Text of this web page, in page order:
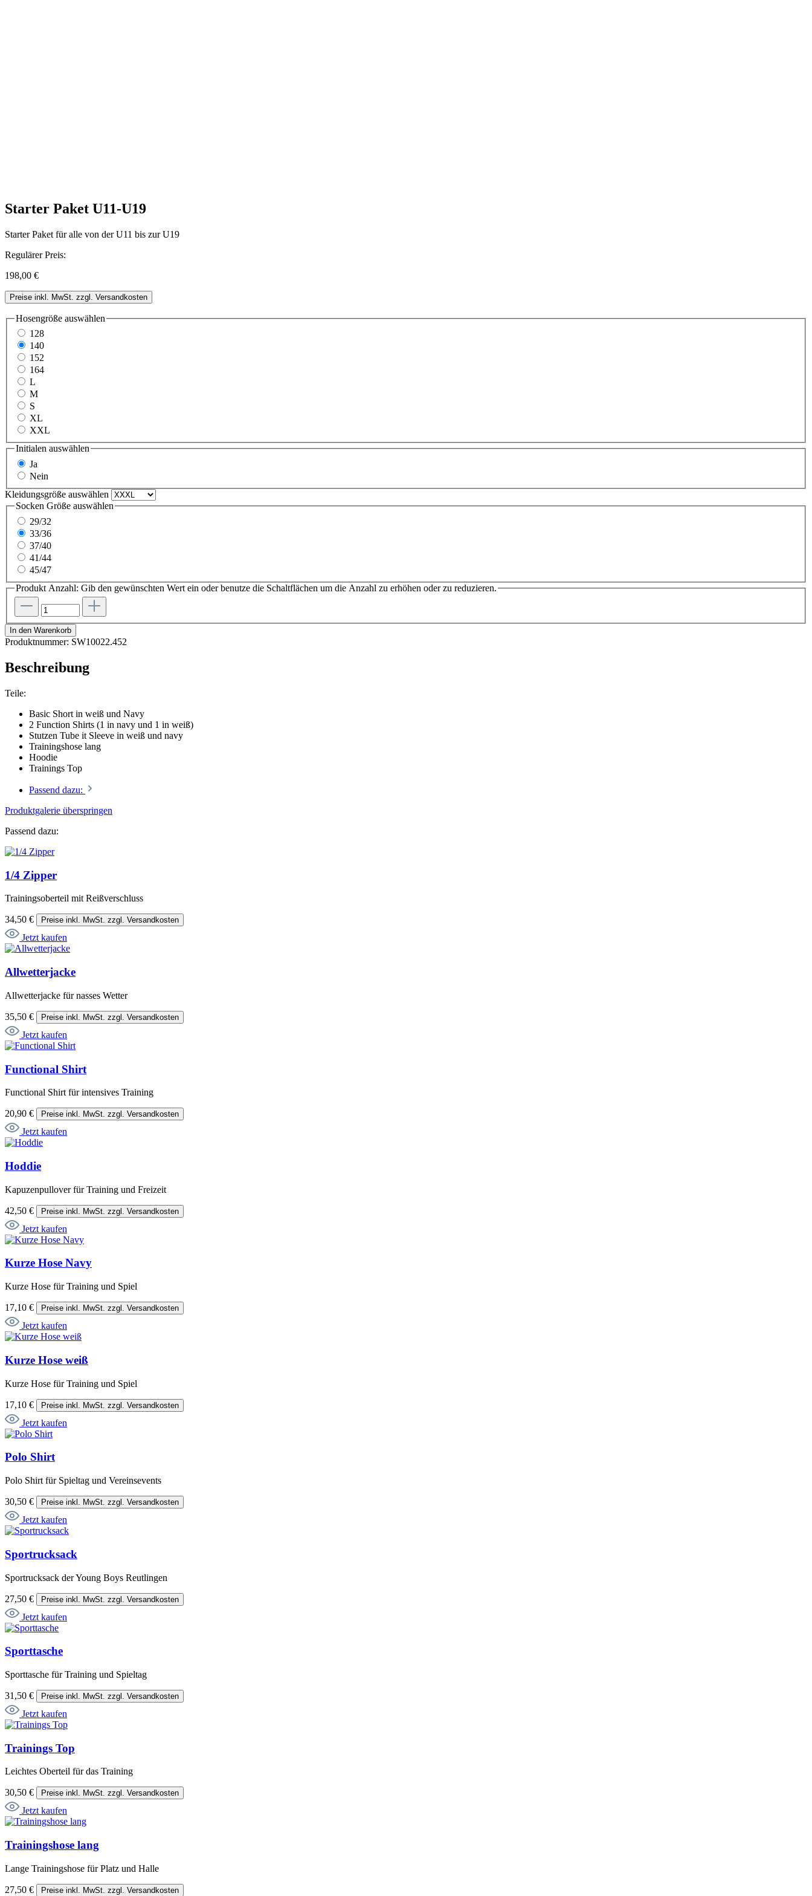
Starter Paket U11-U19
Starter Paket für alle von der U11 bis zur U19
Regulärer Preis:
198,00 €
Preise inkl. MwSt. zzgl. Versandkosten
Hosengröße auswählen
128
140
152
164
L
M
S
XL
XXL
Initialen auswählen
Ja
Nein
Kleidungsgröße auswählen
Socken Größe auswählen
29/32
33/36
37/40
41/44
45/47
Produkt Anzahl: Gib den gewünschten Wert ein oder benutze die Schaltflächen um die Anzahl zu erhöhen oder zu reduzieren.
In den Warenkorb
Produktnummer: SW10022.452
Beschreibung
Teile:
Basic Short in weiß und Navy
2 Function Shirts (1 in navy und 1 in weiß)
Stutzen Tube it Sleeve in weiß und navy
Trainingshose lang
Hoodie
Trainings Top
Passend dazu:
Produktgalerie überspringen
Passend dazu:
1/4 Zipper
Trainingsoberteil mit Reißverschluss
34,50 € Preise inkl. MwSt. zzgl. Versandkosten
Jetzt kaufen
Allwetterjacke
Allwetterjacke für nasses Wetter
35,50 € Preise inkl. MwSt. zzgl. Versandkosten
Jetzt kaufen
Functional Shirt
Functional Shirt für intensives Training
20,90 € Preise inkl. MwSt. zzgl. Versandkosten
Jetzt kaufen
Hoddie
Kapuzenpullover für Training und Freizeit
42,50 € Preise inkl. MwSt. zzgl. Versandkosten
Jetzt kaufen
Kurze Hose Navy
Kurze Hose für Training und Spiel
17,10 € Preise inkl. MwSt. zzgl. Versandkosten
Jetzt kaufen
Kurze Hose weiß
Kurze Hose für Training und Spiel
17,10 € Preise inkl. MwSt. zzgl. Versandkosten
Jetzt kaufen
Polo Shirt
Polo Shirt für Spieltag und Vereinsevents
30,50 € Preise inkl. MwSt. zzgl. Versandkosten
Jetzt kaufen
Sportrucksack
Sportrucksack der Young Boys Reutlingen
27,50 € Preise inkl. MwSt. zzgl. Versandkosten
Jetzt kaufen
Sporttasche
Sporttasche für Training und Spieltag
31,50 € Preise inkl. MwSt. zzgl. Versandkosten
Jetzt kaufen
Trainings Top
Leichtes Oberteil für das Training
30,50 € Preise inkl. MwSt. zzgl. Versandkosten
Jetzt kaufen
Trainingshose lang
Lange Trainingshose für Platz und Halle
27,50 € Preise inkl. MwSt. zzgl. Versandkosten